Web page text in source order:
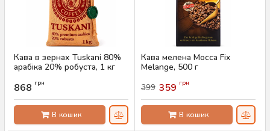
Кава в зернах Tuskani 80%
арабіка 20% робуста, 1 кг
868 грн
В кошик
Кава мелена Mocca Fix
Melange, 500 г
399 359 грн
В кошик